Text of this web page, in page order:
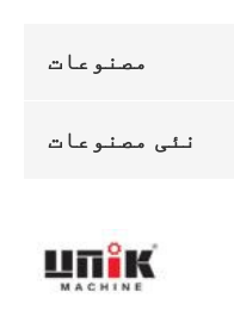
مصنوعات
نئی مصنوعات